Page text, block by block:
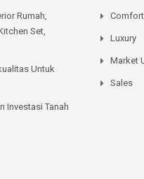
Rumah,
Set,
Untuk
Investasi Tanah
Comfort
Luxury
Market
Sales